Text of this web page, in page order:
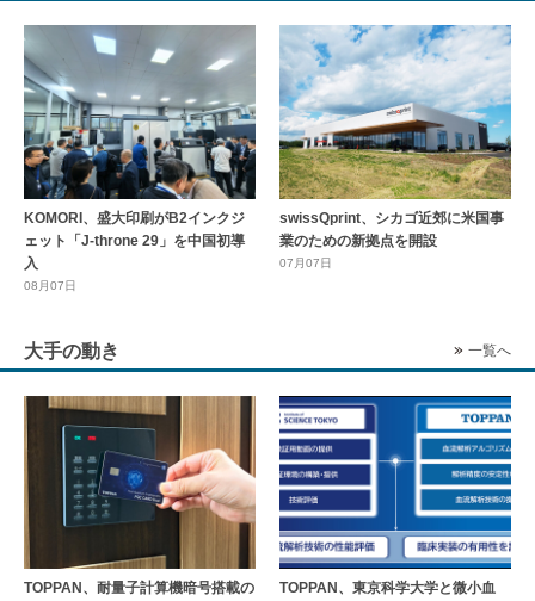
KOMORI、盛大印刷がB2インクジ
ェット「J-throne 29」を中国初導
入
08月07日
swissQprint、シカゴ近郊に⽶国事
業のための新拠点を開設
07月07日
大手の動き 一覧へ
TOPPAN、耐量子計算機暗号搭載の
TOPPAN、東京科学大学と微小血